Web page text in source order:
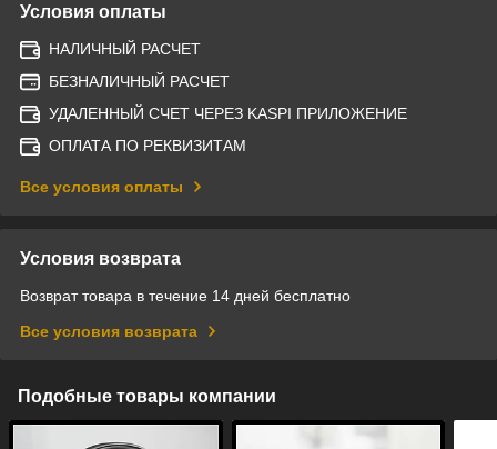
Условия оплаты
НАЛИЧНЫЙ РАСЧЕТ
БЕЗНАЛИЧНЫЙ РАСЧЕТ
УДАЛЕННЫЙ СЧЕТ ЧЕРЕЗ KASPI ПРИЛОЖЕНИЕ
ОПЛАТА ПО РЕКВИЗИТАМ
Все условия оплаты
Условия возврата
Возврат товара в течение 14 дней бесплатно
Все условия возврата
Подобные товары компании